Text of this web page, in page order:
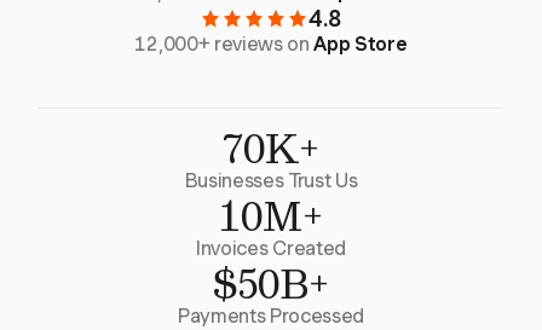
4.8
12,000+ reviews onApp Store
70K+
Businesses Trust Us
10M+
Invoices Created
$50B+
Payments Processed